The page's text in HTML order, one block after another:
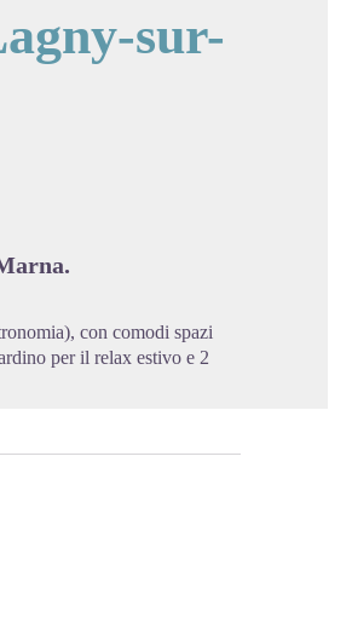
sur-
con comodi spazi
per il relax estivo e 2